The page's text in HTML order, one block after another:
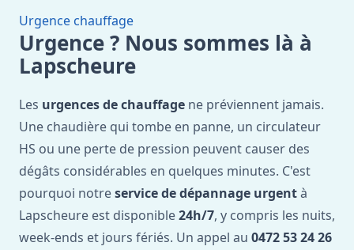
Urgence chauffage
Urgence ? Nous sommes là à
Lapscheure
Les urgences de chauffage ne préviennent jamais.
Une chaudière qui tombe en panne, un circulateur
HS ou une perte de pression peuvent causer des
dégâts considérables en quelques minutes. C'est
pourquoi notreservice de dépannage urgentà
Lapscheure est disponible24h/7, y compris les nuits,
week-ends et jours fériés. Un appel au 0472 53 24 26